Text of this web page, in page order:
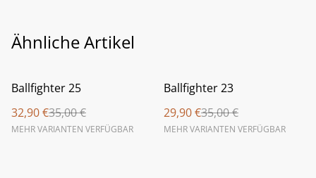
Ähnliche Artikel
%
Ballfighter 25
32,90 €35,00 €
MEHR VARIANTEN VERFÜGBAR
%
Ballfighter 23
29,90 €35,00 €
MEHR VARIANTEN VERFÜGBAR